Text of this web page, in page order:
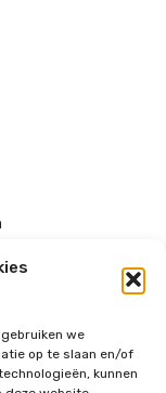
we
op te slaan en/of
kunnen